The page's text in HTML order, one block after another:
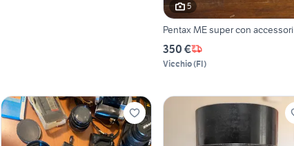
5
Pentax ME super con accessori
350 €
Vicchio(FI)